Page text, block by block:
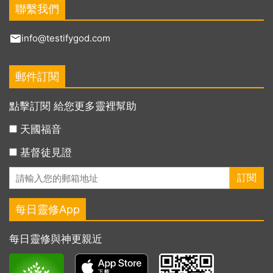
聯繫我們
info@testifygod.com
郵件訂閱
點擊訂閱 給您更多靈裡幫助
天國福音
基督徒見證
每日靈修App
每日靈修與神更親近